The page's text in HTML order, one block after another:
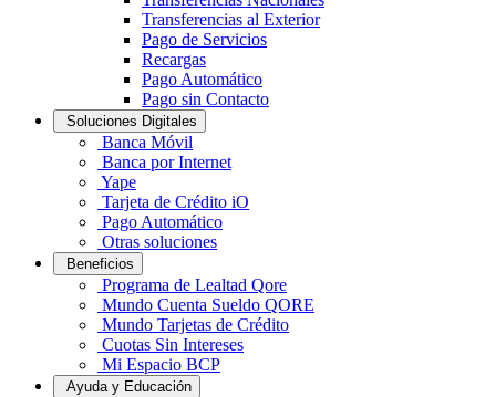
Transferencias al Exterior
Pago de Servicios
Recargas
Pago Automático
Pago sin Contacto
Soluciones Digitales
Banca Móvil
Banca por Internet
Yape
Tarjeta de Crédito iO
Pago Automático
Otras soluciones
Beneficios
Programa de Lealtad Qore
Mundo Cuenta Sueldo QORE
Mundo Tarjetas de Crédito
Cuotas Sin Intereses
Mi Espacio BCP
Ayuda y Educación